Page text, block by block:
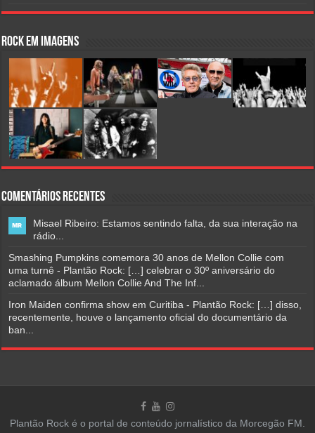
Rock em Imagens
Comentários Recentes
Misael Ribeiro: Estamos sentindo falta, da sua interação na
rádio...
Smashing Pumpkins comemora 30 anos de Mellon Collie com
uma turnê - Plantão Rock: […] celebrar o 30º aniversário do
aclamado álbum Mellon Collie And The Inf...
Iron Maiden confirma show em Curitiba - Plantão Rock: […] disso,
recentemente, houve o lançamento oficial do documentário da
ban...
Plantão Rock é o portal de conteúdo jornalístico da Morcegão FM.